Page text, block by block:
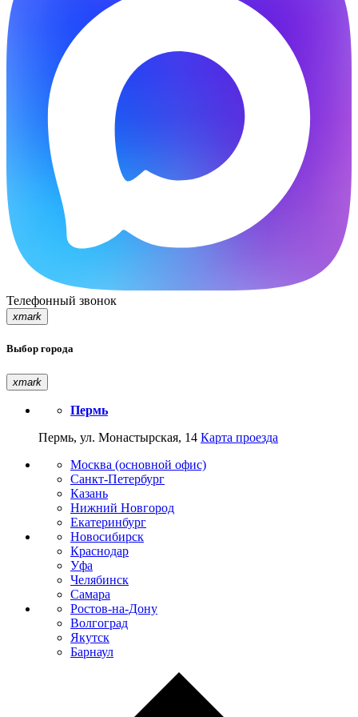
Телефонный звонок
xmark
Выбор города
xmark
Пермь
Пермь, ул. Монастырская, 14 Карта проезда
Москва (основной офис)
Санкт-Петербург
Казань
Нижний Новгород
Екатеринбург
Новосибирск
Краснодар
Уфа
Челябинск
Самара
Ростов-на-Дону
Волгоград
Якутск
Барнаул